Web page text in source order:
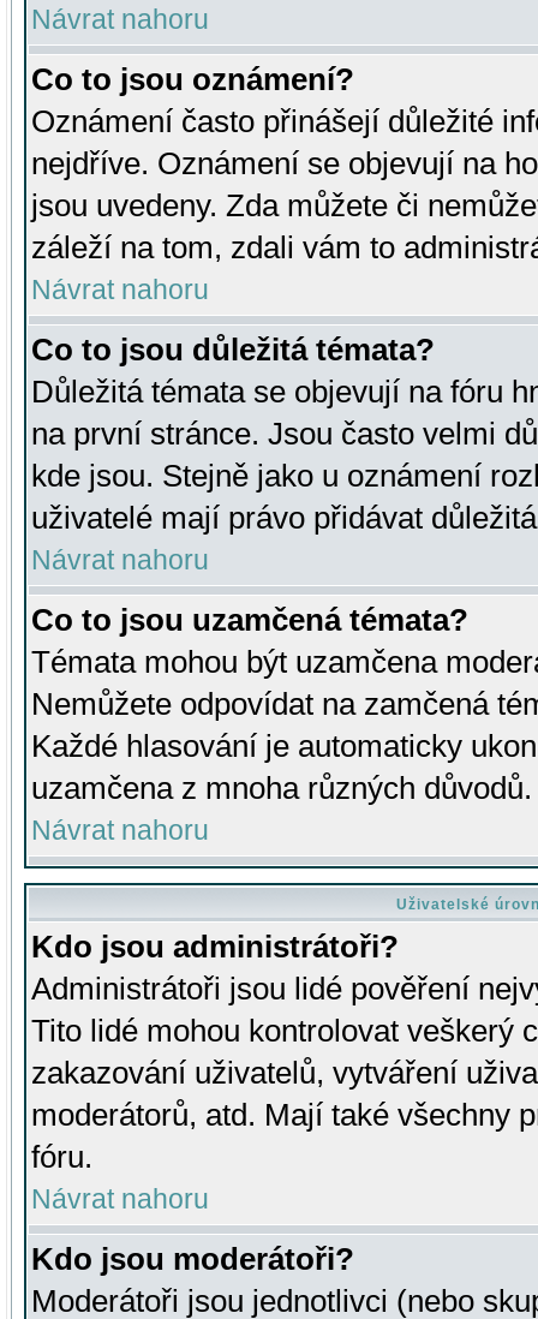
Návrat nahoru
Co to jsou oznámení?
Oznámení často přinášejí důležité
nejdříve. Oznámení se objevují na
jsou uvedeny. Zda můžete či
záleží na tom, zdali vám to
Návrat nahoru
Co to jsou důležitá témata?
Důležitá témata se objevují na fóru
na první stránce. Jsou často velmi
kde jsou. Stejně jako u oznámení
uživatelé mají právo přidávat
Návrat nahoru
Co to jsou uzamčená témata?
Témata mohou být uzamčena
Nemůžete odpovídat na zamčená
Každé hlasování je automaticky
uzamčena z mnoha různých důvodů.
Návrat nahoru
Uživatelské
Kdo jsou administrátoři?
Administrátoři jsou lidé pověření
Tito lidé mohou kontrolovat veškerý
zakazování uživatelů, vytváření
moderátorů, atd. Mají také všechny
fóru.
Návrat nahoru
Kdo jsou moderátoři?
Moderátoři jsou jednotlivci (nebo